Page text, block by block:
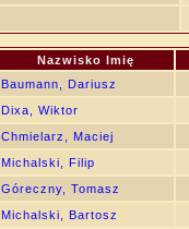
Nazwisko Imię
Baumann, Dariusz
Dixa, Wiktor
Chmielarz, Maciej
Michalski, Filip
Góreczny, Tomasz
Michalski, Bartosz